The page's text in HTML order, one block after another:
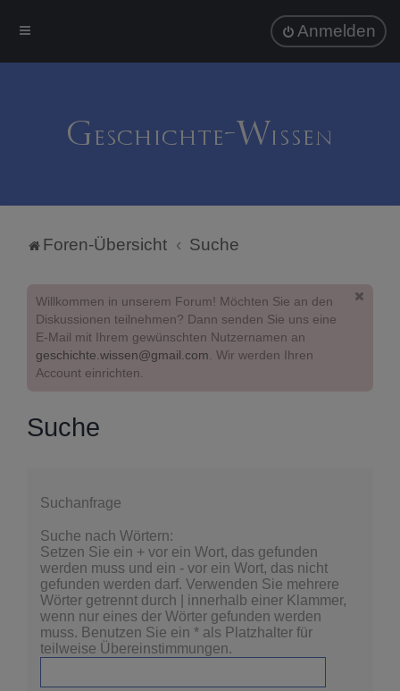
Anmelden
Foren-Übersicht Suche
Willkommen in unserem Forum! Möchten Sie an den
Diskussionen teilnehmen? Dann senden Sie uns eine
E-Mail mit Ihrem gewünschten Nutzernamen an
geschichte.wissen@gmail.com. Wir werden Ihren
Account einrichten.
Suche
Suchanfrage
Suche nach Wörtern:
Setzen Sie ein + vor ein Wort, das gefunden
werden muss und ein - vor ein Wort, das nicht
gefunden werden darf. Verwenden Sie mehrere
Wörter getrennt durch
innerhalb einer Klammer,
wenn nur eines der Wörter gefunden werden
muss. Benutzen Sie ein * als Platzhalter für
teilweise Übereinstimmungen.